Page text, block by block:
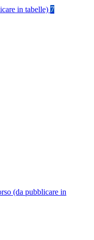
in tabelle) 7
(da pubblicare in